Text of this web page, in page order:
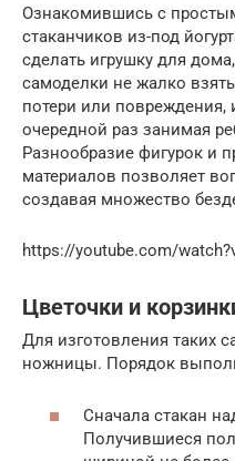
Ознакомившись с
стаканчиков из-под
сделать игрушку для
самоделки не жалко
потери или повреждения,
очередной раз занимая
Разнообразие фигурок и
материалов позволяет
создавая множество
https://youtube.com/
Цветочки и
Для изготовления таких
ножницы. Порядок
Сначала стакан
Получившиеся